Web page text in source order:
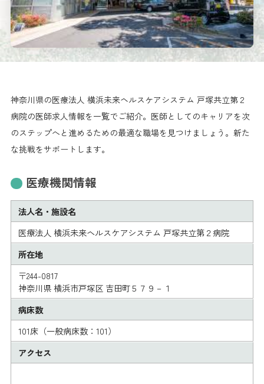
神奈川県の医療法人 横浜未来ヘルスケアシステム 戸塚共立第２
病院の医師求人情報を一覧でご紹介。医師としてのキャリアを次
のステップへと進めるための最適な職場を見つけましょう。新た
な挑戦をサポートします。
医療機関情報
法人名・施設名
医療法人 横浜未来ヘルスケアシステム 戸塚共立第２病院
所在地
〒244-0817
神奈川県 横浜市戸塚区 吉田町５７９－１
病床数
101床（一般病床数：101）
アクセス